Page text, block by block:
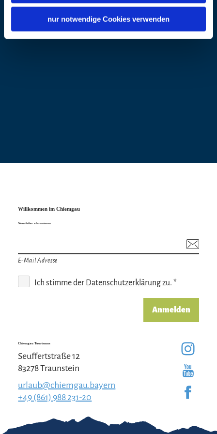
nur notwendige Cookies verwenden
Willkommen im Chiemgau
Newsletter abonnieren
E-Mail Adresse
Ich stimme der Datenschutzerklärungzu. *
Anmelden
Chiemgau Tourismus
Seuffertstraße 12
83278 Traunstein
urlaub@chiemgau.bayern
+49 (861) 988 231-20